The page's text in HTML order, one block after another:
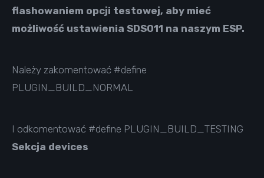
flashowaniem opcji testowej, aby mieć
możliwość ustawienia SDS011 na naszym ESP.
Należy zakomentować #define
PLUGIN_BUILD_NORMAL
I odkomentować #define PLUGIN_BUILD_TESTING
Sekcja devices